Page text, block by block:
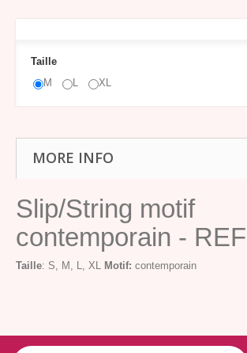
Taille
M
L XL
MORE INFO
Slip/String motif
contemporain -
Taille: S, M, L, XL Motif: contemporain